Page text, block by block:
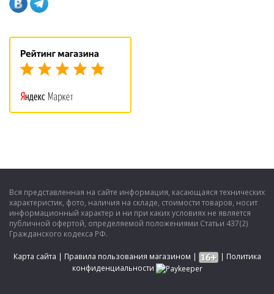
Вся представленная на сайте информация, касающаяся технических
характеристик, фото, наличия на складе, стоимости товаров, носит
информационный характер и ни при каких условиях не является
публичной офертой, определяемой положениями Статьи 437(2)
Гражданского кодекса РФ.
Карта сайта | Правила пользования магазином | | Политика
конфиденциальности